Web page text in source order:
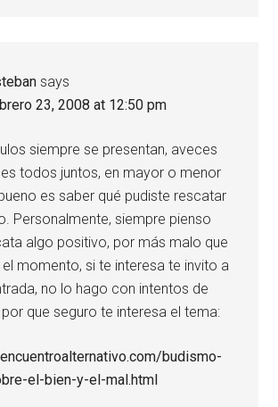
says
23, 2008 at 12:50 pm
siempre se presentan, aveces
todos juntos, en mayor o menor
es saber qué pudiste rescatar
Personalmente, siempre pienso
algo positivo, por más malo que
momento, si te interesa te invito a
no lo hago con intentos de
por que seguro te interesa el tema:
budismo-
el-bien-y-el-mal.html